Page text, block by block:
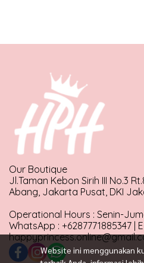
Website ini menggunakan
Our Boutique
Jl.Taman Kebon Sirih III No.3
Abang, Jakarta Pusat, DKI
Operational Hours : Senin-
WhatsApp : +6287771885347 |